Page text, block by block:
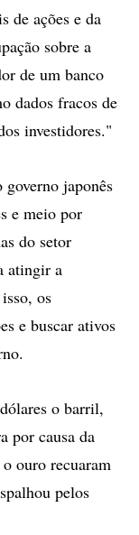
de ações e da
sobre a
de um banco
dados fracos de
investidores."
japonês
e meio por
do setor
atingir a
os
e buscar ativos
o barril,
por causa da
ouro recuaram
pelos